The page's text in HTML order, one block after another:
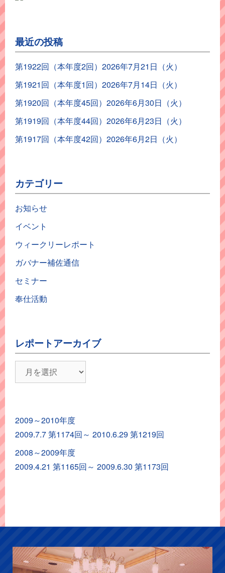
最近の投稿
第1922回（本年度2回）2026年7月21日（火）
第1921回（本年度1回）2026年7月14日（火）
第1920回（本年度45回）2026年6月30日（火）
第1919回（本年度44回）2026年6月23日（火）
第1917回（本年度42回）2026年6月2日（火）
カテゴリー
お知らせ
イベント
ウィークリーレポート
ガバナー補佐通信
セミナー
奉仕活動
レポートアーカイブ
ポ
ア
ー
カ
イ
2009～2010年度
2009.7.7 第1174回～ 2010.6.29 第1219回
2008～2009年度
2009.4.21 第1165回～ 2009.6.30 第1173回